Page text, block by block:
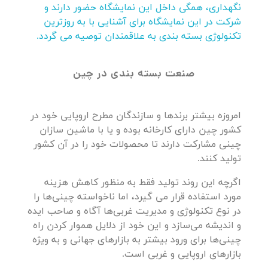
نگهداری، همگی داخل این نمایشگاه حضور دارند و
شرکت در این نمایشگاه برای آشنایی با به روزترین
تکنولوژی بسته بندی به علاقمندان توصیه می گردد.
صنعت بسته بندی در چین
امروزه بیشتر برندها و سازندگان مطرح اروپایی خود در
کشور چین دارای کارخانه‌ بوده و یا با ماشین سازان
چینی مشارکت دارند تا محصولات خود را در آن کشور
تولید کنند.
اگرچه این روند تولید فقط به منظور کاهش هزینه
مورد استفاده قرار می گیرد، اما ناخواسته چینی‌ها را
در نوع تکنولوژی و مدیریت غربی‌ها آگاه و صاحب ایده
و اندیشه می‌سازد و این خود از دلایل هموار کردن راه
چینی‌ها برای ورود بیشتر به بازارهای جهانی و به ویژه
بازارهای اروپایی و غربی است.